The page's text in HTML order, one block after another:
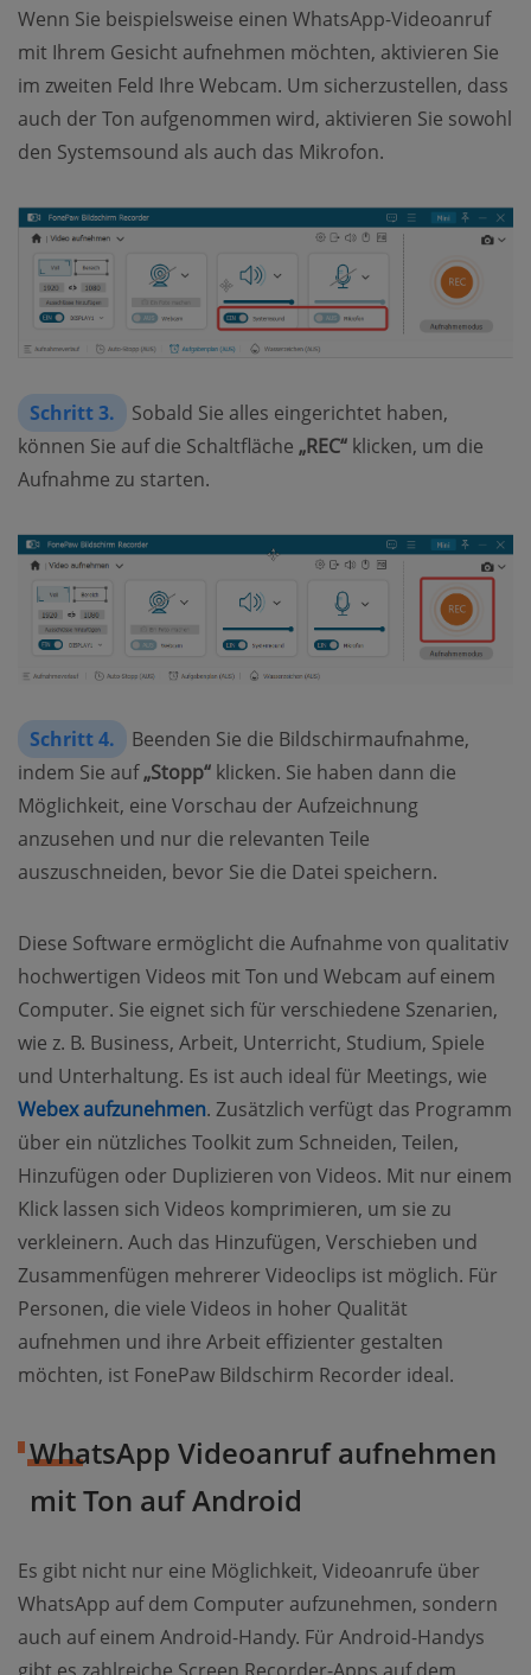
Wenn Sie beispielsweise einen WhatsApp-Videoanruf
mit Ihrem Gesicht aufnehmen möchten, aktivieren Sie
im zweiten Feld Ihre Webcam. Um sicherzustellen, dass
auch der Ton aufgenommen wird, aktivieren Sie sowohl
den Systemsound als auch das Mikrofon.
Schritt 3.
Sobald Sie alles eingerichtet haben,
können Sie auf die Schaltfläche „REC“ klicken, um die
Aufnahme zu starten.
Schritt 4.
Beenden Sie die Bildschirmaufnahme,
indem Sie auf„Stopp“ klicken. Sie haben dann die
Möglichkeit, eine Vorschau der Aufzeichnung
anzusehen und nur die relevanten Teile
auszuschneiden, bevor Sie die Datei speichern.
Diese Software ermöglicht die Aufnahme von qualitativ
hochwertigen Videos mit Ton und Webcam auf einem
Computer. Sie eignet sich für verschiedene Szenarien,
wie z. B. Business, Arbeit, Unterricht, Studium, Spiele
und Unterhaltung. Es ist auch ideal für Meetings, wie
Webex aufzunehmen. Zusätzlich verfügt das Programm
über ein nützliches Toolkit zum Schneiden, Teilen,
Hinzufügen oder Duplizieren von Videos. Mit nur einem
Klick lassen sich Videos komprimieren, um sie zu
verkleinern. Auch das Hinzufügen, Verschieben und
Zusammenfügen mehrerer Videoclips ist möglich. Für
Personen, die viele Videos in hoher Qualität
aufnehmen und ihre Arbeit effizienter gestalten
möchten, ist FonePaw Bildschirm Recorder ideal.
WhatsApp Videoanruf aufnehmen
mit Ton auf Android
Es gibt nicht nur eine Möglichkeit, Videoanrufe über
WhatsApp auf dem Computer aufzunehmen, sondern
auch auf einem Android-Handy. Für Android-Handys